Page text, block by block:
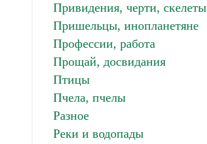
Привидения, черти, скелеты
Пришельцы, инопланетяне
Профессии, работа
Прощай, досвидания
Птицы
Пчела, пчелы
Разное
Реки и водопады